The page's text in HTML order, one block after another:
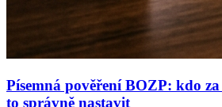
Písemná pověření BOZP: kdo
to správně nastavit